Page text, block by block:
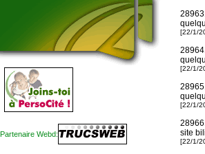
Partenaire Webd:
[22/1/
[22/1/
[22/1/
site
[22/1/